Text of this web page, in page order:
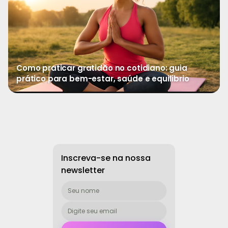
Como praticar gratidão no cotidiano: guia
prático para bem-estar, saúde e equilíbrio
Ver mais→
Inscreva-se na nossa
newsletter